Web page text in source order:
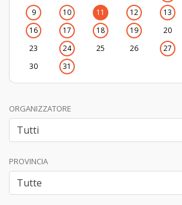
9
10 11 12 13
16
17 18 19 20
23
24 25 26 27
30
31
ORGANIZZATORE
PROVINCIA